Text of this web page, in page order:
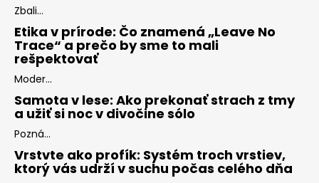
Zbali...
Etika v prírode: Čo znamená „Leave No
Trace“ a prečo by sme to mali
rešpektovať
Moder...
Samota v lese: Ako prekonať strach z tmy
a užiť si noc v divočine sólo
Pozná...
Vrstvte ako profík: Systém troch vrstiev,
ktorý vás udrží v suchu počas celého dňa